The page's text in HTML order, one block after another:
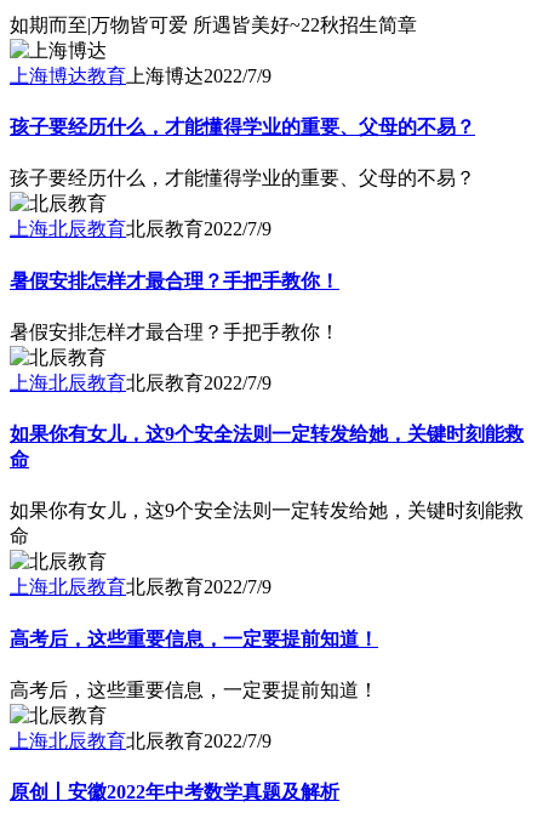
如期而至|万物皆可爱 所遇皆美好~22秋招生简章
上海博达教育 上海博达2022/7/9
孩子要经历什么，才能懂得学业的重要、父母的不易？
孩子要经历什么，才能懂得学业的重要、父母的不易？
上海北辰教育北辰教育2022/7/9
暑假安排怎样才最合理？手把手教你！
暑假安排怎样才最合理？手把手教你！
上海北辰教育北辰教育2022/7/9
如果你有女儿，这9个安全法则一定转发给她，关键时刻能救
命
如果你有女儿，这9个安全法则一定转发给她，关键时刻能救
命
上海北辰教育北辰教育2022/7/9
高考后，这些重要信息，一定要提前知道！
高考后，这些重要信息，一定要提前知道！
上海北辰教育北辰教育2022/7/9
原创丨安徽2022年中考数学真题及解析